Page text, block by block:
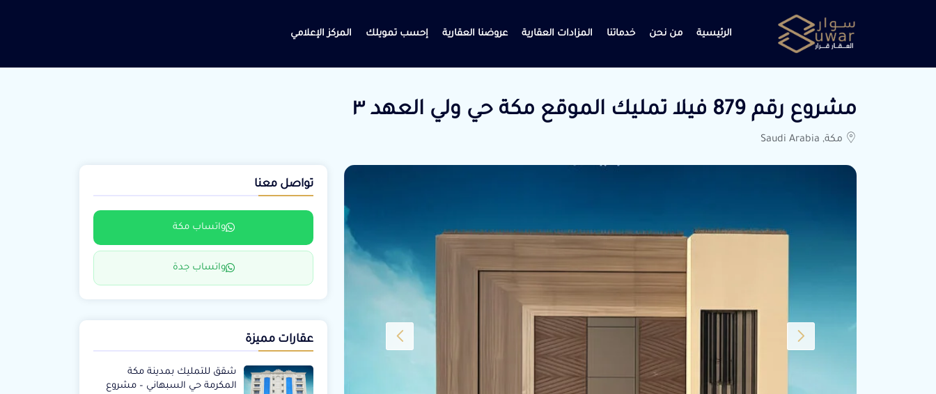
الرئيسية من نحن خدماتنا المزادات العقارية عروضنا العقارية إحسب تمويلك المركز الإعلامي
مشروع رقم 879 فيلا تمليك الموقع مكة حي ولي العهد ٣
مكة, Saudi Arabia
تواصل معنا
واتساب مكة
واتساب جدة
عقارات مميزة
شقق للتمليك بمدينة مكة
المكرمة حي السبهاني – مشروع